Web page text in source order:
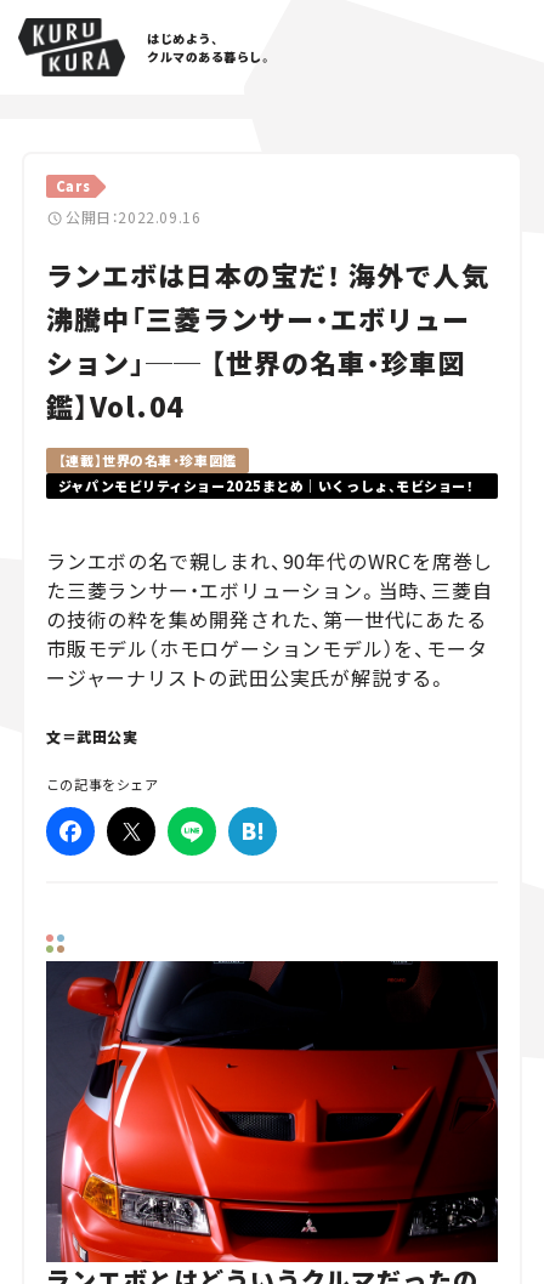
はじめよう、
クルマのある暮らし。
Cars
公開日：2022.09.16
ランエボは日本の宝だ！ 海外で人気
沸騰中「三菱ランサー・エボリュー
ション」── 【世界の名車・珍車図
鑑】Vol.04
【連載】世界の名車・珍車図鑑
ジャパンモビリティショー2025まとめ｜いくっしょ、モビショー！
ランエボの名で親しまれ、90年代のWRCを席巻し
た三菱ランサー・エボリューション。当時、三菱自
の技術の粋を集め開発された、第一世代にあたる
市販モデル（ホモロゲーションモデル）を、モータ
ージャーナリストの武田公実氏が解説する。
文＝武田公実
この記事をシェア
Cars
Lifestyle
Traffic
Special
Series
Campaign
スズキ ジムニー｜Suzuki Jimny スズキ｜Suzuki マツダ｜